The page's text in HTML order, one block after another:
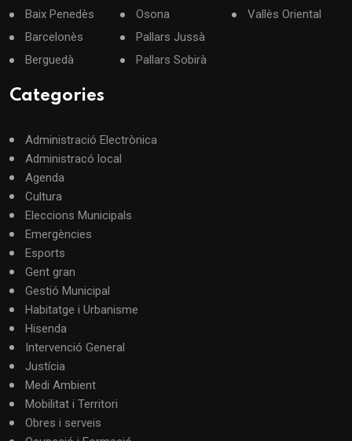
Baix Penedès
Barcelonès
Berguedà
Osona
Pallars Jussà
Pallars Sobirà
Vallès Oriental
Categories
Administració Electrònica
Administracó local
Agenda
Cultura
Eleccions Municipals
Emergències
Esports
Gent gran
Gestió Municipal
Habitatge i Urbanisme
Hisenda
Intervenció General
Justícia
Medi Ambient
Mobilitat i Territori
Obres i serveis